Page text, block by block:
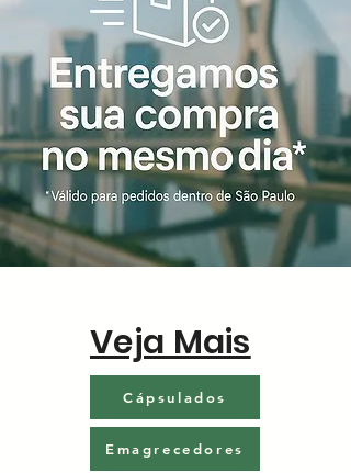
Veja Mais
Cápsulados
Emagrecedores